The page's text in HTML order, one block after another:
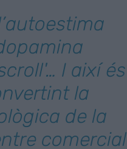
I així és
la
de la
comercial